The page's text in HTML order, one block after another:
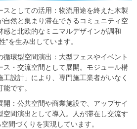
スとしての活用：物流用途を終えた木製
自然と集まり滞在できるコミュニティ空
感と北欧的なミニマルデザインが調和
”を生み出しています。
循環型空間演出：大型フェスやイベント
ス・交流空間として展開。モジュール構
設計」により、専門施工業者がいなく
です。
：公共空間や商業施設で、アップサイ
空間演出として導入。人が滞在し交流す
間づくりを実現しています。